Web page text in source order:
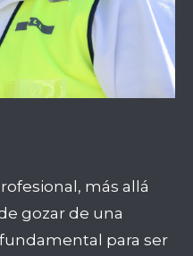
más allá
gozar de una
para ser